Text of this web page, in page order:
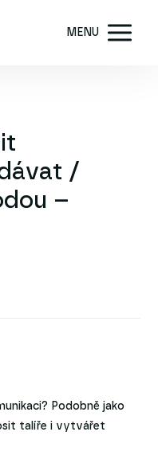
MENU
/
–
Podobně jako
talíře i vytvářet